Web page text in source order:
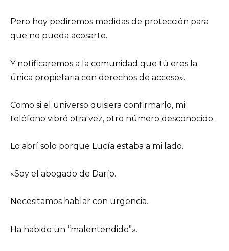
Pero hoy pediremos medidas de protección para
que no pueda acosarte.
Y notificaremos a la comunidad que tú eres la
única propietaria con derechos de acceso».
Como si el universo quisiera confirmarlo, mi
teléfono vibró otra vez, otro número desconocido.
Lo abrí solo porque Lucía estaba a mi lado.
«Soy el abogado de Darío.
Necesitamos hablar con urgencia.
Ha habido un “malentendido”».